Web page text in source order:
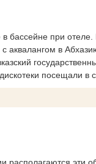
при
аквалангом в
посещали в